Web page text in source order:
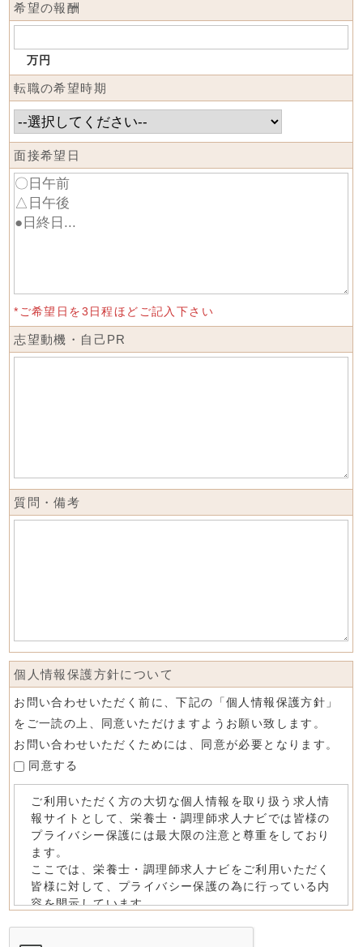
希望の報酬
万円
転職の希望時期
面接希望日
*ご希望日を3日程ほどご記入下さい
志望動機・自己PR
質問・備考
個人情報保護方針について
お問い合わせいただく前に、下記の「個人情報保護方針」
をご一読の上、同意いただけますようお願い致します。
お問い合わせいただくためには、同意が必要となります。
同意する